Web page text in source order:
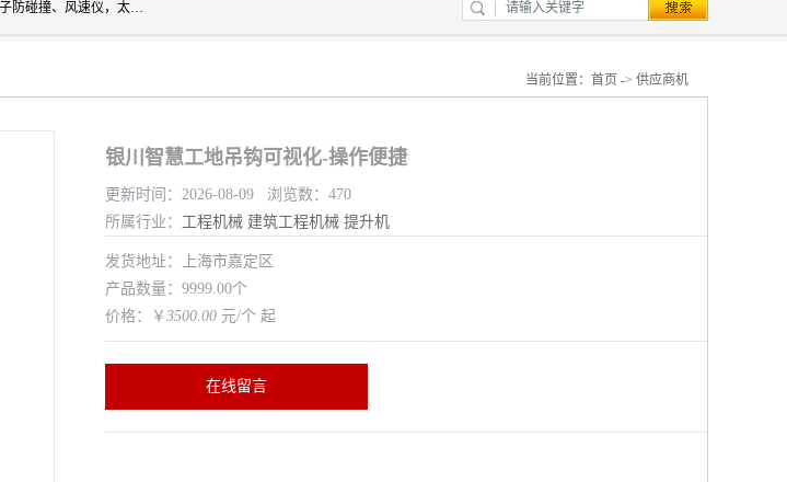
上海宇叶电子科技有限公司是吊钩视频监控、升降机监控、卸料平台监控、塔吊防碰撞、黑匣子防碰撞、风速仪，太阳能障碍灯安全提示灯等一系列升降机的常用配件产品专业研发生产加工的公司，拥有完整、科学的质量管理体系。
当前位置： 首页 -> 供应商机
银川智慧工地吊钩可视化-操作便捷
更新时间：2026-08-09 浏览数：470
所属行业： 工程机械 建筑工程机械 提升机
发货地址：上海市嘉定区
产品数量：9999.00个
价格：￥ 3500.00 元/个 起
在线留言